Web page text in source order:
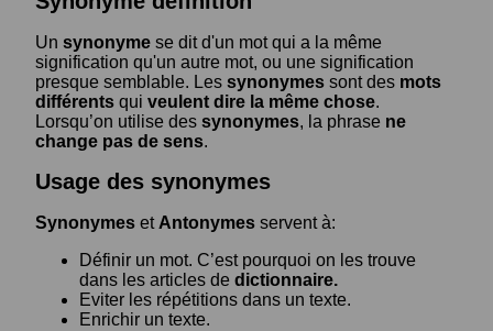
Un synonyme se dit d'un mot qui a la même
signification qu'un autre mot, ou une signification
presque semblable. Les synonymes sont des mots
différents qui veulent dire la même chose.
Lorsqu’on utilise des synonymes, la phrase ne
change pas de sens.
Usage des synonymes
Synonymes et Antonymes servent à:
Définir un mot. C’est pourquoi on les trouve
dans les articles de dictionnaire.
Eviter les répétitions dans un texte.
Enrichir un texte.